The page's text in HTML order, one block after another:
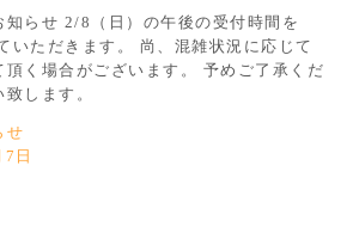
知らせ 2/8（日）の午後の受付時間を
いただきます。 尚、混雑状況に応じて
頂く場合がございます。 予めご了承くだ
します。
せ
日